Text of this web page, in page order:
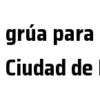
grúa
Ciudad